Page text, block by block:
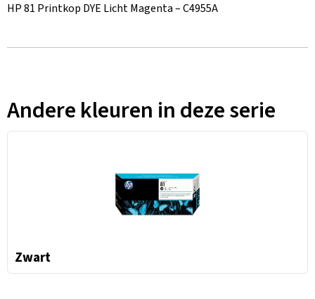
HP 81 Printkop DYE Licht Magenta – C4955A
Andere kleuren in deze serie
Zwart